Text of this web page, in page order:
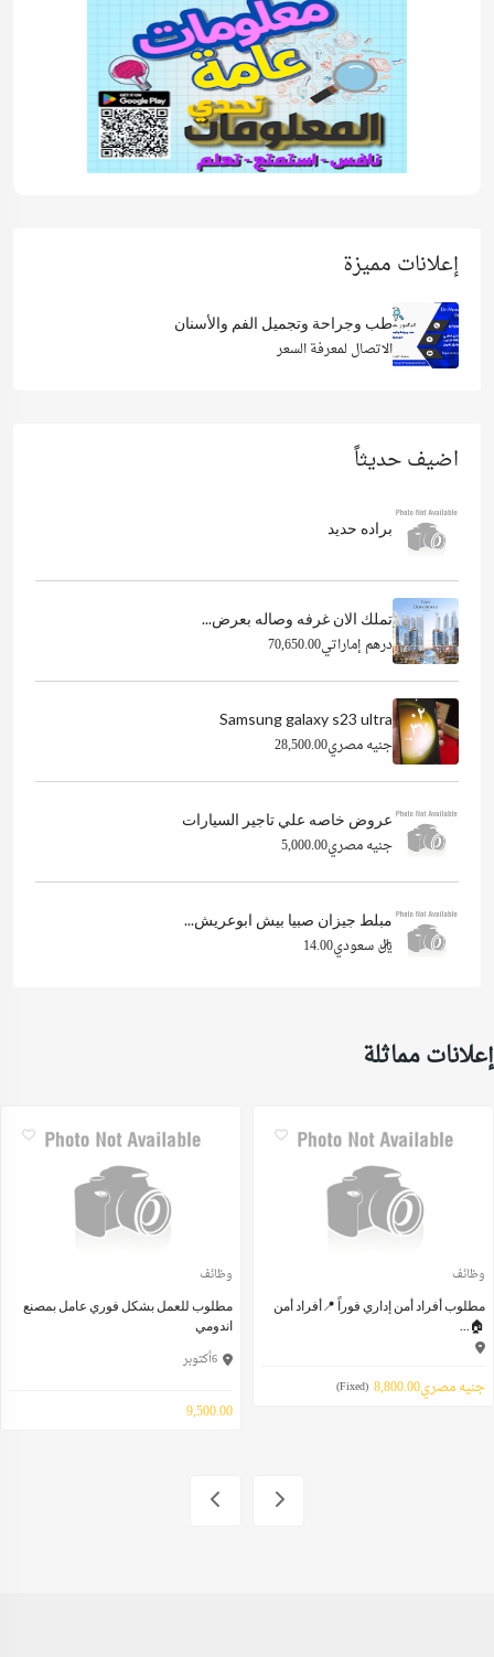
إعلانات مميزة
طب وجراحة وتجميل الفم والأسنان
الاتصال لمعرفة السعر
اضيف حديثاً
براده حديد
تملك الان غرفه وصاله بعرض...
درهم إماراتي70,650.00
Samsung galaxy s23 ultra
جنيه مصري28,500.00
عروض خاصه علي تاجير السيارات
جنيه مصري5,000.00
مبلط جيزان صبيا بيش ابوعريش...
ريال سعودي14.00
إعلانات مماثلة
وظائف
مطلوب أفراد أمن إداري فوراً 📍أفراد أمن
🏠...
جنيه مصري8,800.00 (Fixed)
وظائف
مطلوب للعمل بشكل فوري عامل بمصنع
اندومي
6أكتوبر
9,500.00